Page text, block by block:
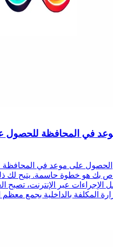
في المحافظة للحصول
الحصول على موعد في المحافظة
بك هو خطوة حاسمة. يتيح لك
الإجراءات عبر الإنترنت، تصبح
المكلفة بالداخلية بجمع